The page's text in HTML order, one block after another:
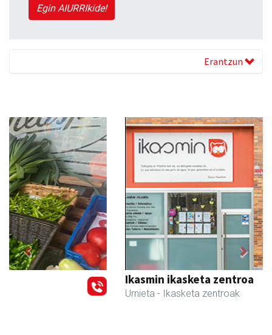
Egin AIURRIkide!
Erantzun
Ikasmin ikasketa zentroa
- Ikasketa zentroak
Previous Next